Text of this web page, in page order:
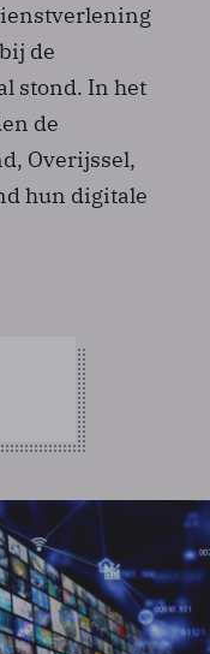
de
stond. In het
de
Overijssel,
hun digitale